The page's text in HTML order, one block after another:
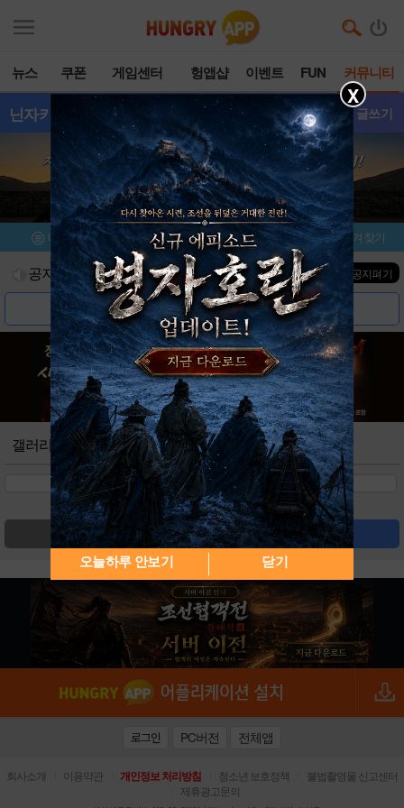
뉴스 쿠폰 게임센터 헝앱샵 이벤트 FUN 커뮤니티
닌자키우기온라인:방 - 갤러리 글쓰기
메뉴 이벤트/미션 설치/평가 즐겨찾기
공지사항 진행중인 이벤트0건 ▼ 공지펴기
갤러리
검색 글쓰기
X
오늘하루 안보기 닫기
로그인 PC버전 전체앱
회사소개 이용약관 개인정보 처리방침 청소년 보호정책 불법촬영물 신고센터
제휴광고문의